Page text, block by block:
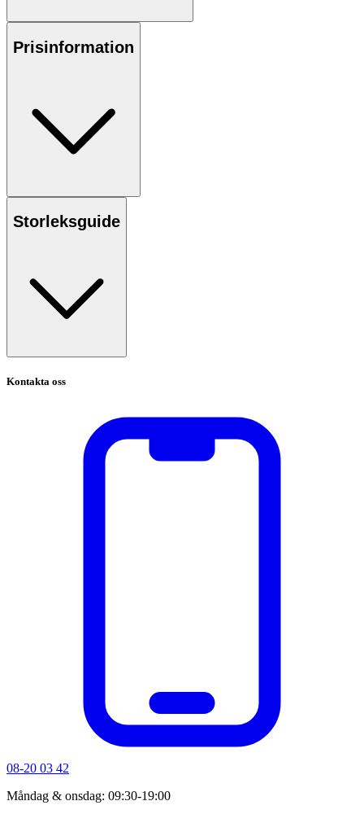
Prisinformation
Storleksguide
Kontakta oss
08-20 03 42
Måndag & onsdag: 09:30-19:00